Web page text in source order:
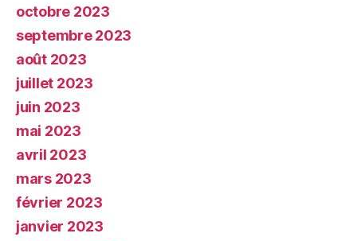
octobre 2023
septembre 2023
août 2023
juillet 2023
juin 2023
mai 2023
avril 2023
mars 2023
février 2023
janvier 2023